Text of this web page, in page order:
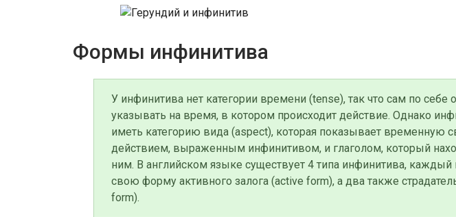
Формы инфинитива
У инфинитива нет категории времени (tense), так что сам по себе
указывать на время, в котором происходит действие. Однако
иметь категорию вида (aspect), которая показывает временную
действием, выраженным инфинитивом, и глаголом, который
ним. В английском языке существует 4 типа инфинитива, каждый
свою форму активного залога (active form), а два также
form).